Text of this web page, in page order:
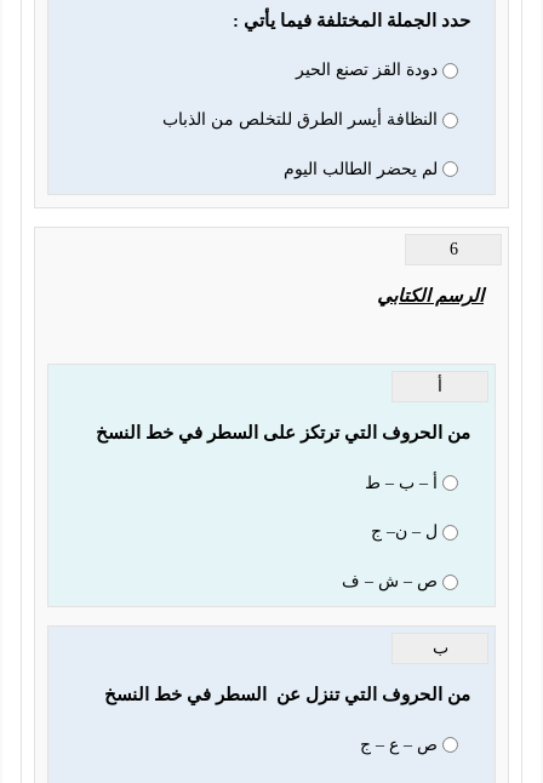
حدد الجملة المختلفة فيما يأتي :
دودة القز تصنع الحير
النظافة أيسر الطرق للتخلص من الذباب
لم يحضر الطالب اليوم
6
الرسم الكتابي
من الحروف التي ترتكز على السطر في خط النسخ
أ – ب – ط
ل – ن– ج
ص – ش – ف
ب
من الحروف التي تنزل عن  السطر في خط النسخ
ص – ع – ج